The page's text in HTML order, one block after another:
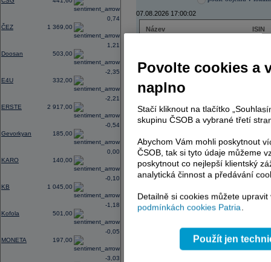
ČEZ 1 369,00
0,74
Doosan 503,00
1,21
E4U 332,00
-2,35
ERSTE 2 917,00
-2,21
Gevorkyan 185,00
-0,54
KARO 140,00
0,00
KB 1 045,00
-0,10
Kofola 501,00
-1,18
MONETA 197,00
-0,05
-3,03
07.08.2026 17:00:02
Název
ISIN
ERSTE BANK
TMR
AD index - vývoj
Region
Povolte cookies a
naplno
Stačí kliknout na tlačítko
skupinu ČSOB a vybrané třetí
Abychom Vám mohli poskytnout
ČSOB, tak si tyto údaje můžeme
poskytnout co nejlepší klientský
analytická činnost a předávání
Detailně si cookies můžete
podmínkách cookies Patria.
Použít jen